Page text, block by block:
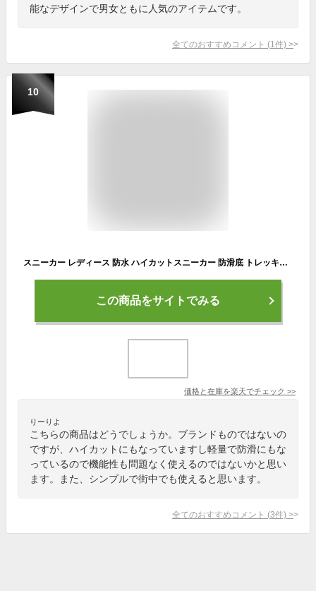
能なデザインで男女ともに人気のアイテムです。
全てのおすすめコメント (1 件) >
10
スニーカー レディース 防水 ハイカットスニーカー 防滑底 トレッキングシューズ ハイキング アウトドア スノトレ スノーシューズ 雨 雪 おしゃれ 女性靴 Healthknit hkl725｜正規販売店 在庫限り
この商品をサイトでみる
価格と在庫を楽天でチェック >>
りーりよ
こちらの商品はどうでしょうか。ブランドものではないの
ですが、ハイカットにもなっていますし軽量で防滑にもな
っているので機能性も問題なく使えるのではないかと思い
ます。また、シンプルで街中でも使えると思います。
全てのおすすめコメント (3件) >